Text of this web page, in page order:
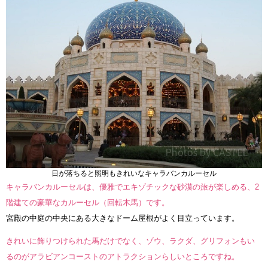
日が落ちると照明もきれいなキャラバンカルーセル
キャラバンカルーセルは、優雅でエキゾチックな砂漠の旅が楽しめる、2
階建ての豪華なカルーセル（回転木馬）です。
宮殿の中庭の中央にある大きなドーム屋根がよく目立っています。
きれいに飾りつけられた馬だけでなく、ゾウ、ラクダ、グリフォンもい
るのがアラビアンコーストのアトラクションらしいところですね。